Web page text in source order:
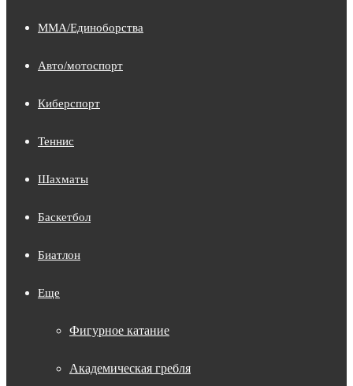
MMA/Единоборства
Авто/мотоспорт
Киберспорт
Теннис
Шахматы
Баскетбол
Биатлон
Еще
Фигурное катание
Академическая гребля